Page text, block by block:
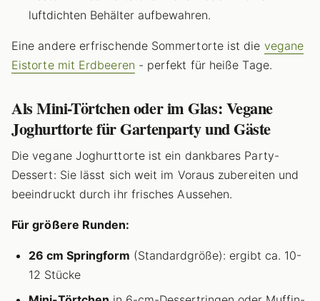
luftdichten Behälter aufbewahren.
Eine andere erfrischende Sommertorte ist die vegane
Eistorte mit Erdbeeren - perfekt für heiße Tage.
Als Mini-Törtchen oder im Glas: Vegane
Joghurttorte für Gartenparty und Gäste
Die vegane Joghurttorte ist ein dankbares Party-
Dessert: Sie lässt sich weit im Voraus zubereiten und
beeindruckt durch ihr frisches Aussehen.
Für größere Runden:
26 cm Springform (Standardgröße): ergibt ca. 10-
12 Stücke